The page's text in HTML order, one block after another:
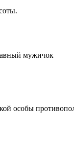
мужичок
особы